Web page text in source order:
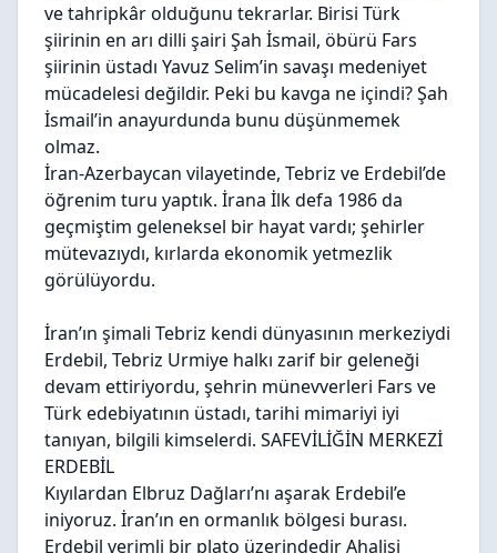
ve tahripkâr olduğunu tekrarlar. Birisi Türk
şiirinin en arı dilli şairi Şah İsmail, öbürü Fars
şiirinin üstadı Yavuz Selim’in savaşı medeniyet
mücadelesi değildir. Peki bu kavga ne içindi? Şah
İsmail’in anayurdunda bunu düşünmemek
olmaz.
İran-Azerbaycan vilayetinde, Tebriz ve Erdebil’de
öğrenim turu yaptık. İrana İlk defa 1986 da
geçmiştim geleneksel bir hayat vardı; şehirler
mütevazıydı, kırlarda ekonomik yetmezlik
görülüyordu.
İran’ın şimali Tebriz kendi dünyasının merkeziydi
Erdebil, Tebriz Urmiye halkı zarif bir geleneği
devam ettiriyordu, şehrin münevverleri Fars ve
Türk edebiyatının üstadı, tarihi mimariyi iyi
tanıyan, bilgili kimselerdi. SAFEVİLİĞİN MERKEZİ
ERDEBİL
Kıyılardan Elbruz Dağları’nı aşarak Erdebil’e
iniyoruz. İran’ın en ormanlık bölgesi burası.
Erdebil verimli bir plato üzerindedir Ahalisi